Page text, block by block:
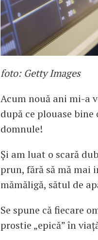
foto: Getty Images
Acum nouă ani mi-a
după ce plouase
domnule!
Și am luat o scară
prun, fără să mă mai
mămăligă, sătul de
Se spune că fiecare
prostie „epică” în